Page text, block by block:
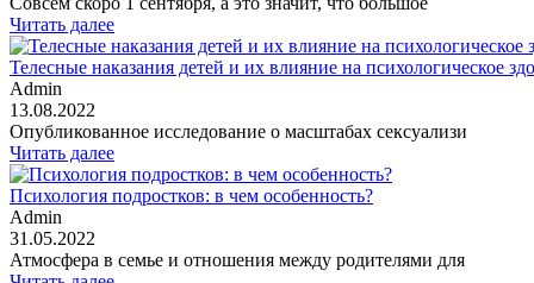
Читать далее
Телесные наказания детей и их влияние на психологическое
Admin
13.08.2022
Опубликованное исследование о масштабах сексуализи
Читать далее
Психология подростков: в чем особенность?
Admin
31.05.2022
Атмосфера в семье и отношения между родителями для